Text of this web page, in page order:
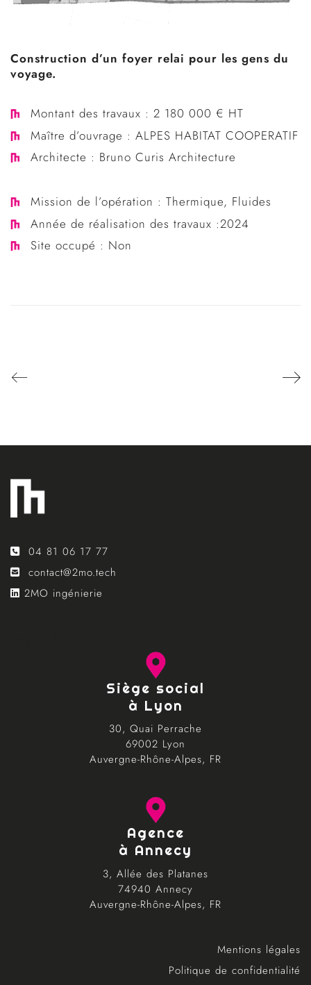
Construction d’un foyer relai pour les gens du
voyage.
Montant des travaux : 2 180 000 € HT
Maître d’ouvrage : ALPES HABITAT COOPERATIF
Architecte : Bruno Curis Architecture
Mission de l’opération : Thermique, Fluides
Année de réalisation des travaux :2024
Site occupé : Non
04 81 06 17 77
contact@2mo.tech
2MO ingénierie
Siège social
à Lyon
30, Quai Perrache
69002 Lyon
Auvergne-Rhône-Alpes, FR
Agence
à Annecy
3, Allée des Platanes
74940 Annecy
Auvergne-Rhône-Alpes, FR
Mentions légales
Politique de confidentialité